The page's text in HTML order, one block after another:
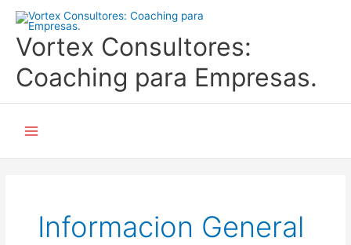
contenido
Vortex Consultores:
Coaching para Empresas.
Informacion General